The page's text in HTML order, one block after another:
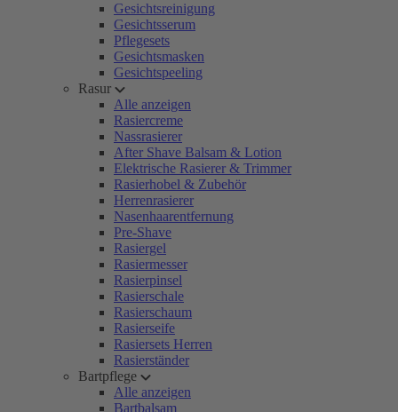
Gesichtsreinigung
Gesichtsserum
Pflegesets
Gesichtsmasken
Gesichtspeeling
Rasur
Alle anzeigen
Rasiercreme
Nassrasierer
After Shave Balsam & Lotion
Elektrische Rasierer & Trimmer
Rasierhobel & Zubehör
Herrenrasierer
Nasenhaarentfernung
Pre-Shave
Rasiergel
Rasiermesser
Rasierpinsel
Rasierschale
Rasierschaum
Rasierseife
Rasiersets Herren
Rasierständer
Bartpflege
Alle anzeigen
Bartbalsam